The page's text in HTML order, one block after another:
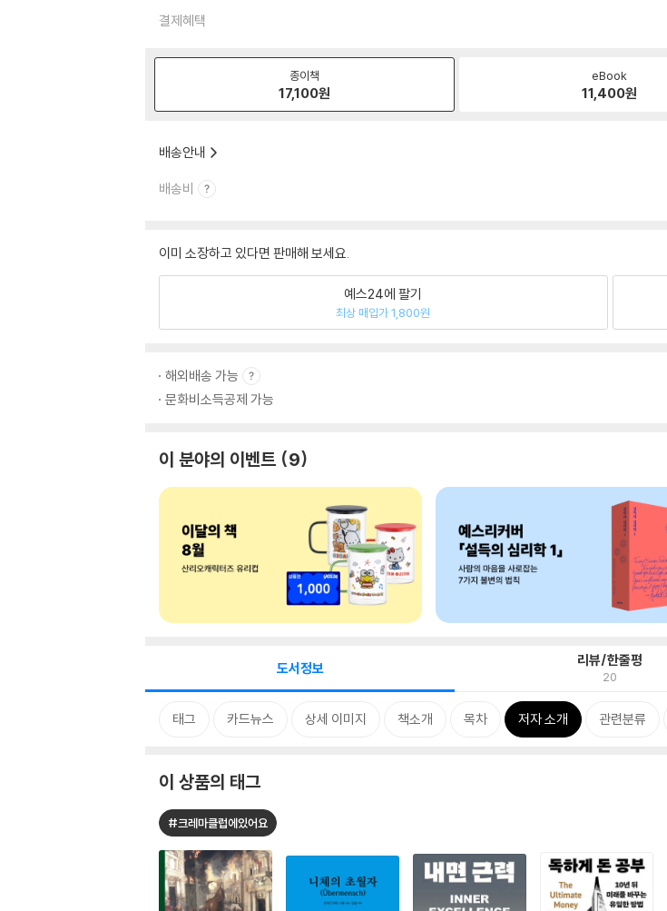
결제혜택
종이책
17,100원
eBook
11,400원
배송안내
배송비
이미 소장하고 있다면 판매해 보세요.
예스24에 팔기
최상 매입가 1,800원
해외배송 가능
문화비소득공제 가능
이 분야의 이벤트 9
도서정보 리뷰/한줄평
20
태그 카드뉴스 상세 이미지 책소개 목차 저자 소개 관련분류
이 상품의 태그
#크레마클럽에있어요